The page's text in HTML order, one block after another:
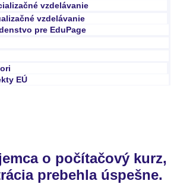
vzdelávanie
vzdelávanie
pre EduPage
EÚ
o počítačový kurz,
prebehla úspešne.